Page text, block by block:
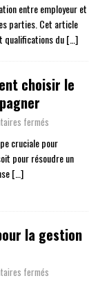
entre employeur et
parties. Cet article
qualifications du[…]
choisir le
fermés
cruciale pour
pour résoudre un
[…]
la gestion
fermés